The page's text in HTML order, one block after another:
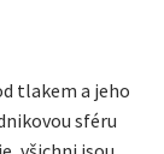
tlakem a jeho
sféru